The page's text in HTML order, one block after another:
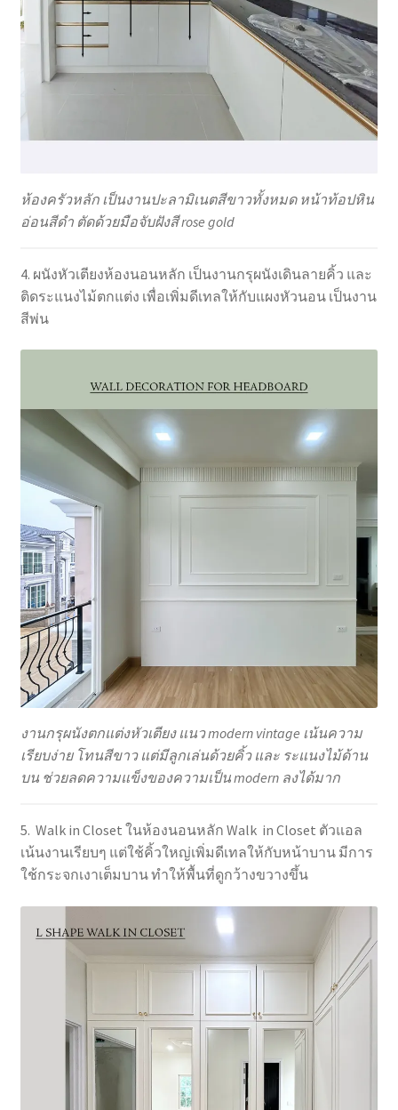
ห้องครัวหลัก เป็นงานปะลามิเนตสีขาวทั้งหมด หน้าท้อปหิน
อ่อนสีดำ ตัดด้วยมือจับฝังสี rose gold
4. ผนังหัวเตียงห้องนอนหลัก เป็นงานกรุผนังเดินลายคิ้ว และ
ติดระแนงไม้ตกแต่ง เพื่อเพิ่มดีเทลให้กับแผงหัวนอน เป็นงาน
สีพ่น
งานกรุผนังตกแต่งหัวเตียง แนว modern vintage เน้นความ
เรียบง่าย โทนสีขาว แต่มีลูกเล่นด้วยคิ้ว และ ระแนงไม้ด้าน
บน ช่วยลดความแข็งของความเป็น modern ลงได้มาก
5. Walk in Closet ในห้องนอนหลัก Walk in Closet ตัวแอล
เน้นงานเรียบๆ แต่ใช้คิ้วใหญ่เพิ่มดีเทลให้กับหน้าบาน มีการ
ใช้กระจกเงาเต็มบาน ทำให้พื้นที่ดูกว้างขวางขึ้น